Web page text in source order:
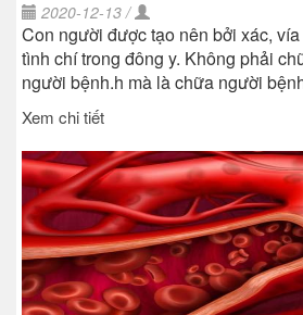
2020-12-13 /
Con người được tạo nên bởi xác,
tình chí trong đông y. Không phải
người bệnh.h mà là chữa người
Xem chi tiết